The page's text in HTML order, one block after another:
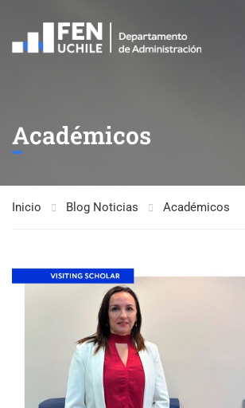
Académicos
Inicio Blog Noticias Académicos